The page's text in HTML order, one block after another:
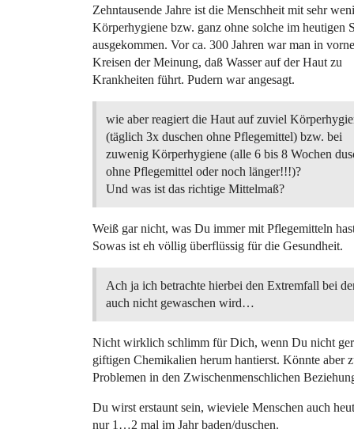
Zehntausende Jahre ist die Menschheit mit sehr
Körperhygiene bzw. ganz ohne solche im heutigen
ausgekommen. Vor ca. 300 Jahren war man in
Kreisen der Meinung, daß Wasser auf der Haut zu
Krankheiten führt. Pudern war angesagt.
wie aber reagiert die Haut auf zuviel
(täglich 3x duschen ohne Pflegemittel) bzw. bei
zuwenig Körperhygiene (alle 6 bis 8 Wochen
ohne Pflegemittel oder noch länger!!!)?
Und was ist das richtige Mittelmaß?
Weiß gar nicht, was Du immer mit Pflegemitteln
Sowas ist eh völlig überflüssig für die Gesundheit.
Ach ja ich betrachte hierbei den Extremfall bei
auch nicht gewaschen wird…
Nicht wirklich schlimm für Dich, wenn Du nicht
giftigen Chemikalien herum hantierst. Könnte aber
Problemen in den Zwischenmenschlichen
Du wirst erstaunt sein, wieviele Menschen auch
nur 1…2 mal im Jahr baden/duschen.